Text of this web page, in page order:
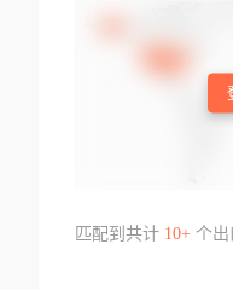
匹配到共计 10+个出